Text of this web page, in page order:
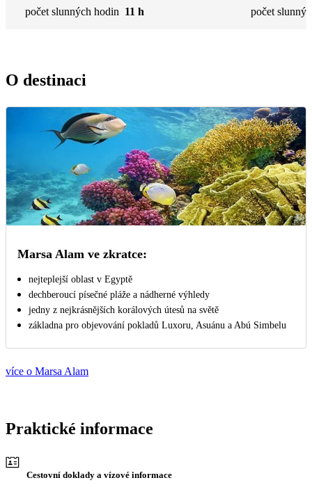
počet slunných hodin 11 h
počet
O destinaci
Marsa Alam ve zkratce:
nejteplejší oblast v Egyptě
dechberoucí písečné pláže a nádherné výhledy
jedny z nejkrásnějších korálových útesů na světě
základna pro objevování pokladů Luxoru, Asuánu a Abú Simbelu
více o Marsa Alam
Praktické informace
Cestovní doklady a vízové informace